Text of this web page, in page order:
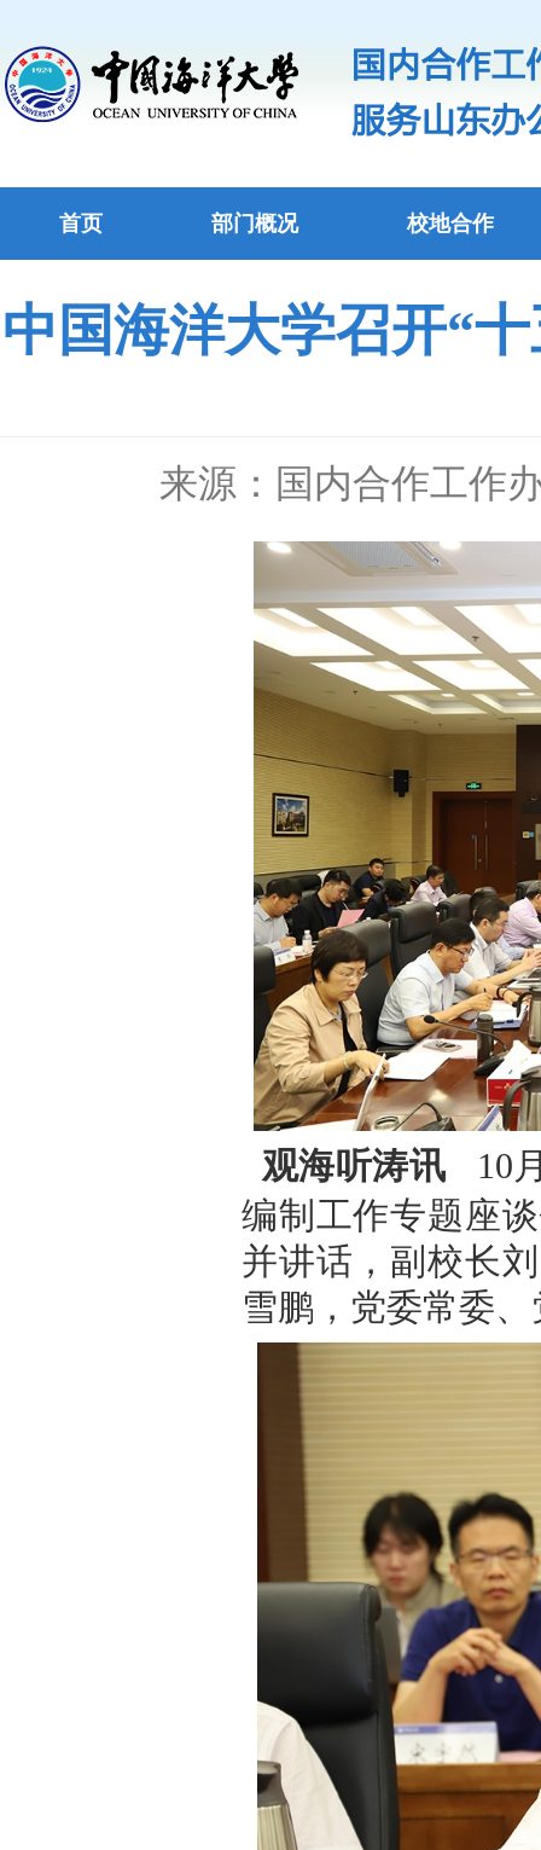
首页 部门概况 校地合作
中国海洋大学召开“
来源：国内合作工作
观海听涛讯
10
编制工作专题座
并讲话，副校长
雪鹏，党委常委